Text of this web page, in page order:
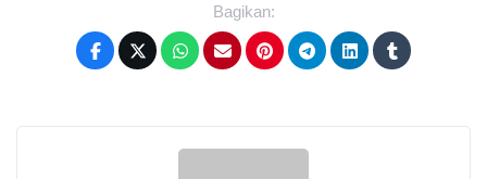
Bagikan: